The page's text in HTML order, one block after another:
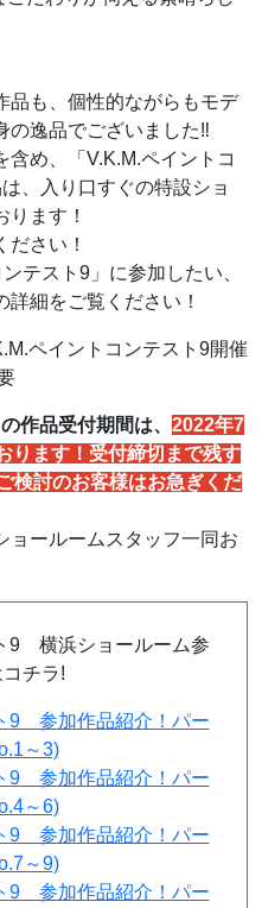
品も、個性的ながらもモデ
の逸品でございました‼
め、「V.K.M.ペイントコ
、入り口すぐの特設ショ
ます！
さい！
テスト9」に参加したい、
詳細をご覧ください！
ペイントコンテスト9開催
作品受付期間は、 2022年7
ります！受付締切まで残す
検討のお客様はお急ぎくだ
ョールームスタッフ一同お
9 横浜ショールーム参
チラ!
9 参加作品紹介！パー
～3)
9 参加作品紹介！パー
～6)
9 参加作品紹介！パー
～9)
9 参加作品紹介！パー